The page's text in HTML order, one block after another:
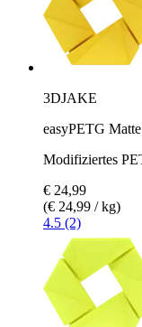
3DJAKE
easyPETG
Modifiziertes
€ 24,99
(€ 24,99 / kg)
4.5 (2)